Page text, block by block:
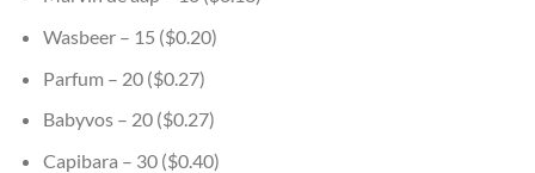
Wasbeer – 15 ($0.20)
Parfum – 20 ($0.27)
Babyvos – 20 ($0.27)
Capibara – 30 ($0.40)